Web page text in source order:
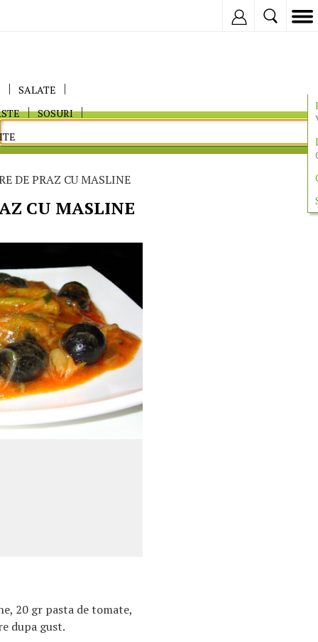
SALATE
SOSURI
DE PRAZ CU MASLINE
CU MASLINE
20 gr pasta de tomate,
dupa gust.